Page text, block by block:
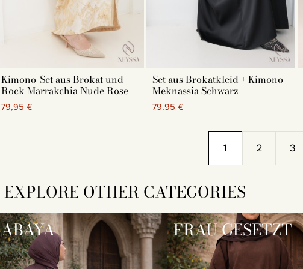
Kimono-Set aus Brokat und
Rock Marrakchia Nude Rose
79,95 €
Set aus Brokatkleid + Kimono
Meknassia Schwarz
79,95 €
1 2 3
EXPLORE OTHER CATEGORIES
ABAYA
FRAU GESETZT